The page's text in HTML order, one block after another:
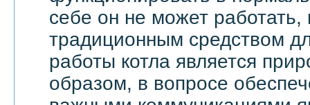
себе он не может
традиционным средством
работы котла является
образом, в вопросе